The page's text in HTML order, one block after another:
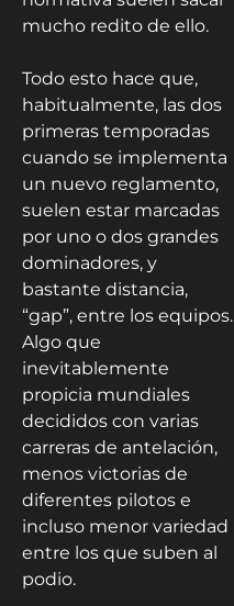
mucho redito de ello.
Todo esto hace que,
habitualmente, las dos
primeras temporadas
cuando se implementa
un nuevo reglamento,
suelen estar marcadas
por uno o dos grandes
dominadores, y
bastante distancia,
“gap”, entre los equipos.
Algo que
inevitablemente
propicia mundiales
decididos con varias
carreras de antelación,
menos victorias de
diferentes pilotos e
incluso menor variedad
entre los que suben al
podio.